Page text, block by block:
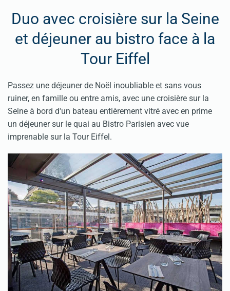
Duo avec croisière sur la Seine
et déjeuner au bistro face à la
Tour Eiffel
Passez une déjeuner de Noël inoubliable et sans vous
ruiner, en famille ou entre amis, avec une croisière sur la
Seine à bord d'un bateau entièrement vitré avec en prime
un déjeuner sur le quai au Bistro Parisien avec vue
imprenable sur la Tour Eiffel.